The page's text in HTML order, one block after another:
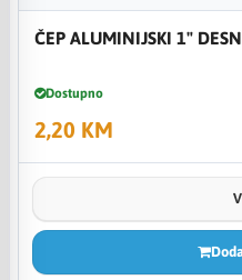
ČEP ALUMINIJSKI 1"
Dostupno
2,20 KM